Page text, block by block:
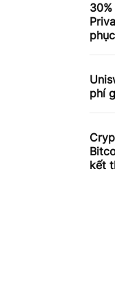
phí
kết